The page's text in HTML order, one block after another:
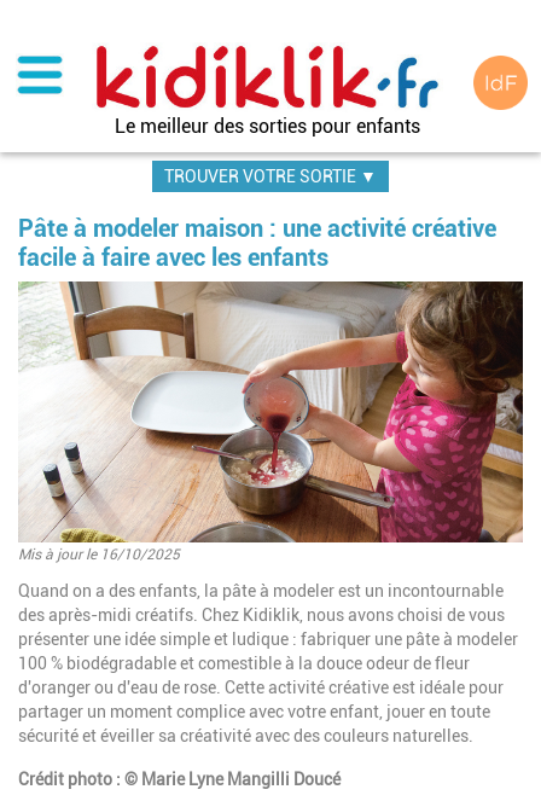
contenu
principal
Le meilleur des sorties pour enfants
TROUVER VOTRE SORTIE ▼
Pâte à modeler maison : une activité créative
facile à faire avec les enfants
Image
Mis à jour le 16/10/2025
Introduction
Quand on a des enfants, la pâte à modeler est un incontournable
des après-midi créatifs. Chez Kidiklik, nous avons choisi de vous
présenter une idée simple et ludique : fabriquer une pâte à modeler
100 % biodégradable et comestible à la douce odeur de fleur
d'oranger ou d'eau de rose. Cette activité créative est idéale pour
partager un moment complice avec votre enfant, jouer en toute
sécurité et éveiller sa créativité avec des couleurs naturelles.
Crédit photo : © Marie Lyne Mangilli Doucé